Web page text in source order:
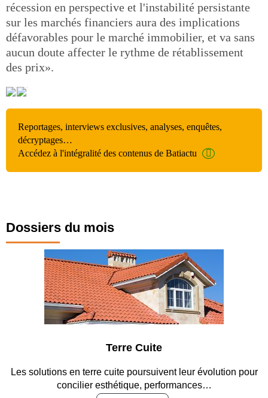
récession en perspective et l'instabilité persistante
sur les marchés financiers aura des implications
défavorables pour le marché immobilier, et va sans
aucun doute affecter le rythme de rétablissement
des prix».
Reportages, interviews exclusives, analyses, enquêtes,
décryptages…
Accédez à l'intégralité des contenus de Batiactu
Dossiers du mois
Terre Cuite
Les solutions en terre cuite poursuivent leur évolution pour
concilier esthétique, performances…